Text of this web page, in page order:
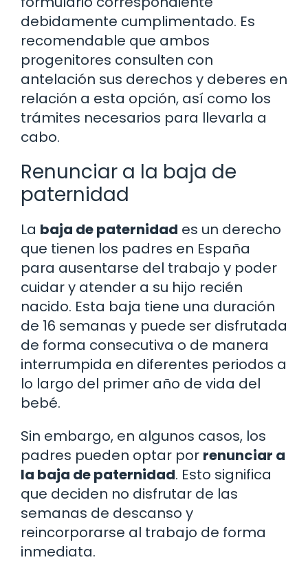
debidamente cumplimentado. Es
recomendable que ambos
progenitores consulten con
antelación sus derechos y deberes en
relación a esta opción, así como los
trámites necesarios para llevarla a
cabo.
Renunciar a la baja de
paternidad
La baja de paternidad es un derecho
que tienen los padres en España
para ausentarse del trabajo y poder
cuidar y atender a su hijo recién
nacido. Esta baja tiene una duración
de 16 semanas y puede ser disfrutada
de forma consecutiva o de manera
interrumpida en diferentes periodos a
lo largo del primer año de vida del
bebé.
Sin embargo, en algunos casos, los
padres pueden optar por renunciar a
la baja de paternidad. Esto significa
que deciden no disfrutar de las
semanas de descanso y
reincorporarse al trabajo de forma
inmediata.